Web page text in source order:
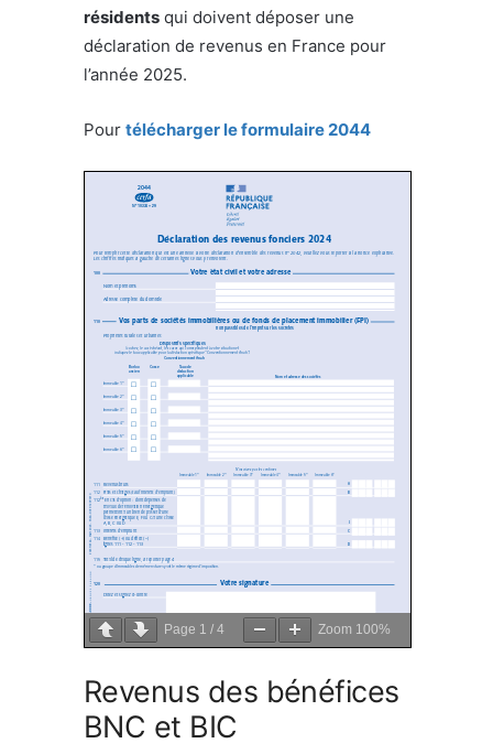
résidents qui doivent déposer une
déclaration de revenus en France pour
l’année 2025.
Pour télécharger le formulaire 2044
Page 1 / 4 Zoom 100%
Revenus des bénéfices
BNC et BIC